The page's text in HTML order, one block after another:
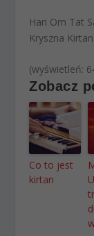
Hari Om Tat
Kryszna Kirtan
(wyświetleń:
Zobacz
Co to jest
kirtan